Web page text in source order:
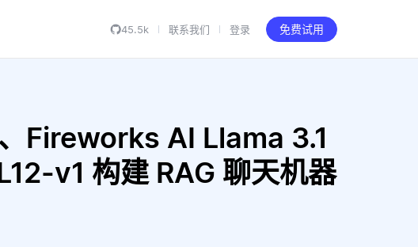
45.5k 联系我们 登录 免费试用
Fireworks AI Llama 3.1
v1 构建 RAG 聊天机器